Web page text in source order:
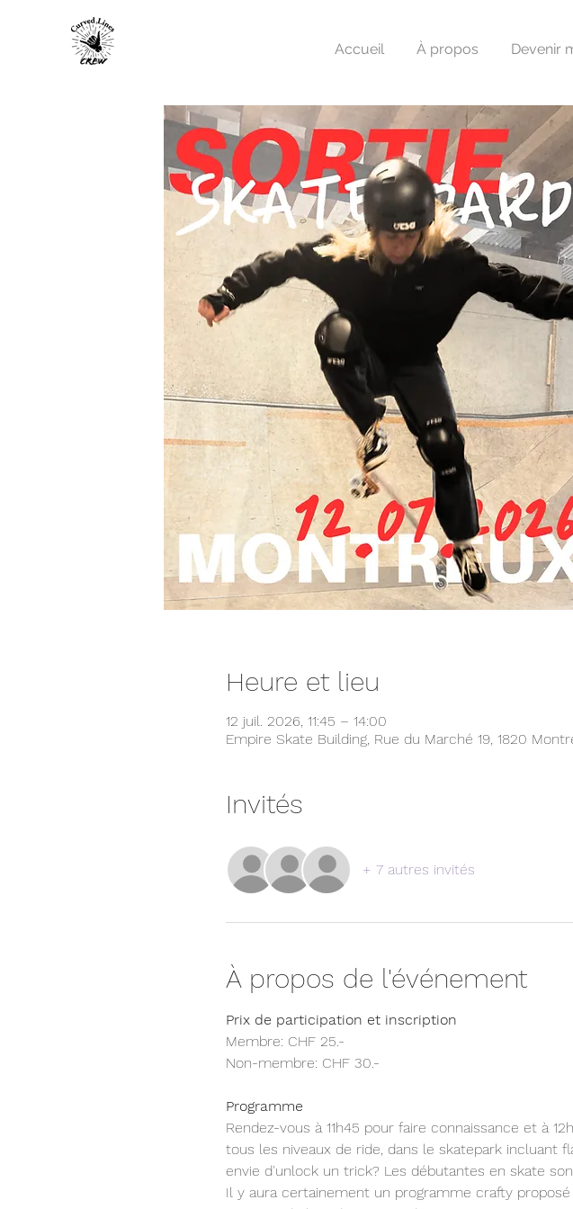
Accueil À propos Devenir
Heure et lieu
12 juil. 2026, 11:45 – 14:00
Empire Skate Building, Rue du Marché 19, 1820
Invités
+ 7 autres invités
À propos de l'événement
Prix de participation et inscription
Membre: CHF 25.-
Non-membre: CHF 30.-
Programme
Rendez-vous à 11h45 pour faire connaissance et à
tous les niveaux de ride, dans le skatepark incluant
envie d'unlock un trick? Les débutantes en skate
Il y aura certainement un programme crafty